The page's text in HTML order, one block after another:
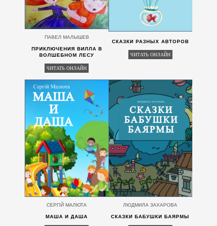
ПАВЕЛ МАЛЫШЕВ
ПРИКЛЮЧЕНИЯ ВИЛЛА В
ВОЛШЕБНОМ ЛЕСУ
ЧИТАТЬ ОНЛАЙН
СКАЗКИ РАЗНЫХ АВТОРОВ
ЧИТАТЬ ОНЛАЙН
СЕРГІЙ МАЛЮТА
МАША И ДАША
ЛЮДМИЛА ЗАХАРОВА
СКАЗКИ БАБУШКИ БАЯРМЫ